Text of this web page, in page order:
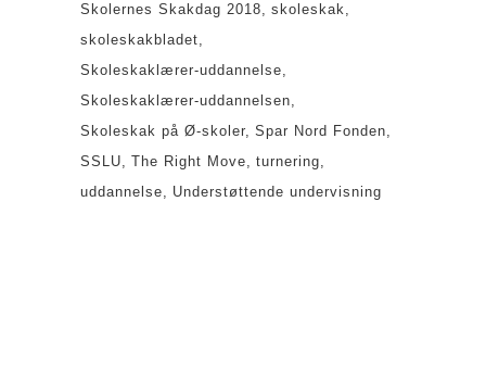
Skolernes Skakdag 2018
skoleskak
skoleskakbladet
Skoleskaklærer-uddannelse
Skoleskaklærer-uddannelsen
Skoleskak på Ø-skoler Spar Nord Fonden
SSLU
The Right Move
turnering
uddannelse
Understøttende undervisning